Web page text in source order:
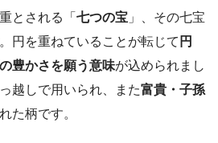
とされる「 七つの宝 」、その七宝
円を重ねていることが転じて 円
豊かさを願う意味が込められまし
越しで用いられ、また富貴・子孫
た柄です。